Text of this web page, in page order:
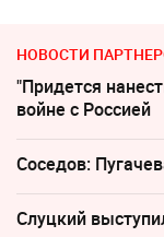
НОВОСТИ
"Придется
войне с Россией
Соседов:
Слуцкий